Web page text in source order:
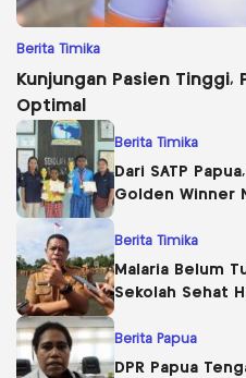
Berita Timika
Kunjungan Pasien Tinggi,
Optimal
Berita Timika
Dari SATP Papua, Rasman dan Irson Sabet
Golden Winner
Berita Timika
Malaria Belum
Sekolah Sehat
Berita Papua
DPR Papua